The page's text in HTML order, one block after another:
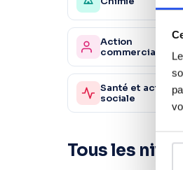
Action
commerciale
Santé et action
sociale
Tous les